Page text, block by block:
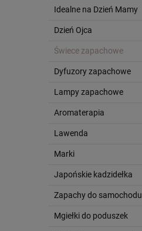
Idealne na Dzień Mamy
Dzień Ojca
Świece zapachowe
Dyfuzory zapachowe
Lampy zapachowe
Aromaterapia
Lawenda
Marki
Japońskie kadzidełka
Zapachy do samochodu
Mgiełki do poduszek